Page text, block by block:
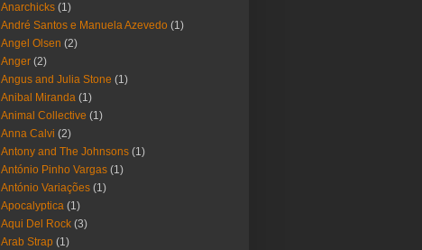
Anarchicks (1)
André Santos e Manuela Azevedo (1)
Angel Olsen (2)
Anger (2)
Angus and Julia Stone (1)
Anibal Miranda (1)
Animal Collective (1)
Anna Calvi (2)
Antony and The Johnsons (1)
António Pinho Vargas (1)
António Variações (1)
Apocalyptica (1)
Aqui Del Rock (3)
Arab Strap (1)